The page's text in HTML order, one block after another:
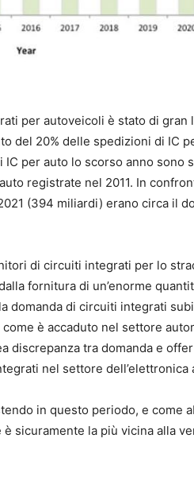
per autoveicoli è stato di gran
del 20% delle spedizioni di IC
per auto lo scorso anno sono
registrate nel 2011. In
(394 miliardi) erano circa il
di circuiti integrati per lo
fornitura di un’enorme
domanda di circuiti integrati
è accaduto nel settore
discrepanza tra domanda e
nel settore dell’elettronica
in questo periodo, e come
sicuramente la più vicina alla